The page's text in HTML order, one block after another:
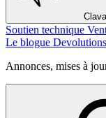
Soutien technique
Le blogue Devolutions
Annonces, mises à